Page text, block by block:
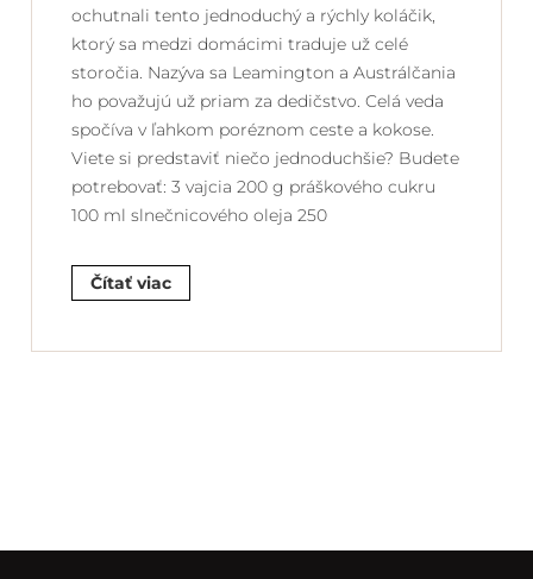
ochutnali tento jednoduchý a rýchly koláčik,
ktorý sa medzi domácimi traduje už celé
storočia. Nazýva sa Leamington a Austrálčania
ho považujú už priam za dedičstvo. Celá veda
spočíva v ľahkom poréznom ceste a kokose.
Viete si predstaviť niečo jednoduchšie? Budete
potrebovať: 3 vajcia 200 g práškového cukru
100 ml slnečnicového oleja 250
Čítať viac